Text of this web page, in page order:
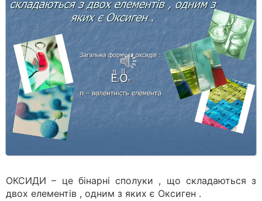
ОКСИДИ – це бінарні сполуки , що складаються з
двох елементів , одним з яких є Оксиген .